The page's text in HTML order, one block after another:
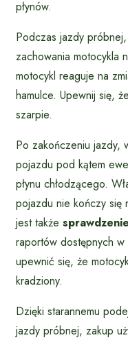
płynów.
Podczas jazdy
zachowania motocykla
motocykl reaguje na
hamulce. Upewnij się,
szarpie.
Po zakończeniu jazdy,
pojazdu pod kątem
płynu chłodzącego.
pojazdu nie kończy się
jest także
raportów dostępnych
upewnić się, że
kradziony.
Dzięki starannemu
jazdy próbnej, zakup